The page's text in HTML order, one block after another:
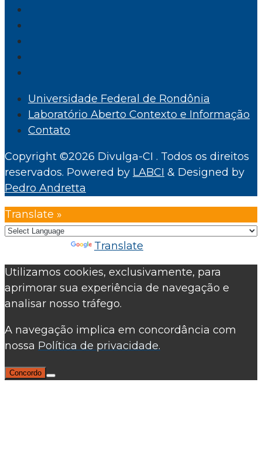
Universidade Federal de Rondônia
Laboratório Aberto Contexto e Informação
Contato
Copyright ©2026 Divulga-CI . Todos os direitos
reservados. Powered by LABCI & Designed by
Pedro Andretta
Translate »
Translate
Utilizamos cookies, exclusivamente, para
aprimorar sua experiência de navegação e
analisar nosso tráfego.
A navegação implica em concordância com
nossa Política de privacidade.
Concordo